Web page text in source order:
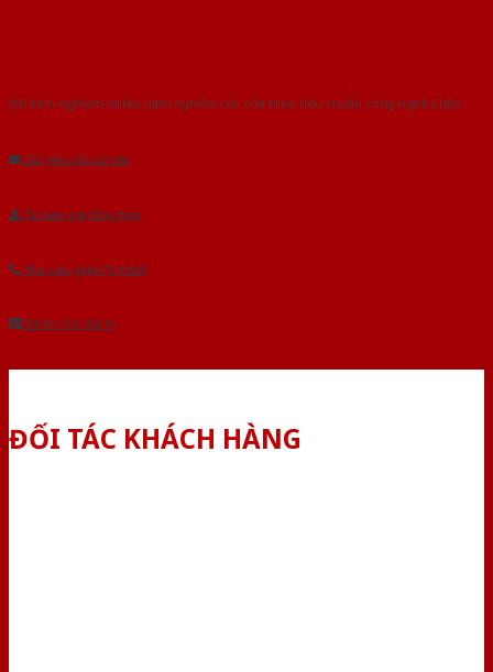
Với kinh nghiệm nhiêu năm nghiên cứu cửa theo tiêu chuẩn công nghệ Châu
Gửi yêu cầu tư vấn
Tải báo giá tổng hợp
Yêu cầu gọi lại (3 phút)
Dành cho đại lý
ĐỐI TÁC KHÁCH HÀNG